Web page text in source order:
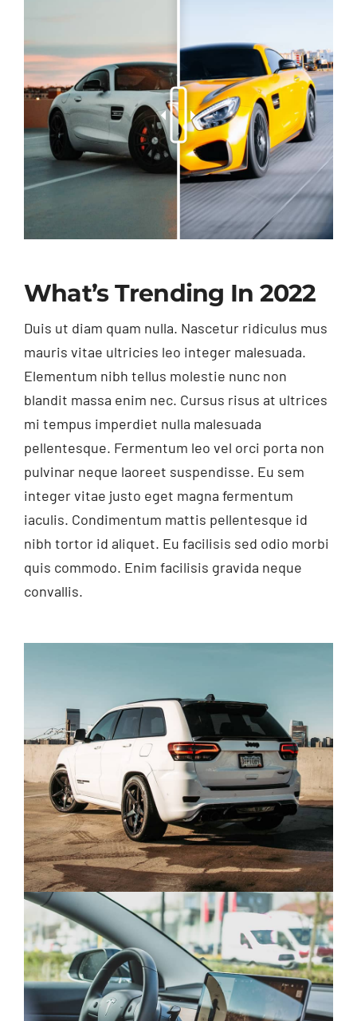
What’s Trending In 2022
Duis ut diam quam nulla. Nascetur ridiculus mus
mauris vitae ultricies leo integer malesuada.
Elementum nibh tellus molestie nunc non
blandit massa enim nec. Cursus risus at ultrices
mi tempus imperdiet nulla malesuada
pellentesque. Fermentum leo vel orci porta non
pulvinar neque laoreet suspendisse. Eu sem
integer vitae justo eget magna fermentum
iaculis. Condimentum mattis pellentesque id
nibh tortor id aliquet. Eu facilisis sed odio morbi
quis commodo. Enim facilisis gravida neque
convallis.